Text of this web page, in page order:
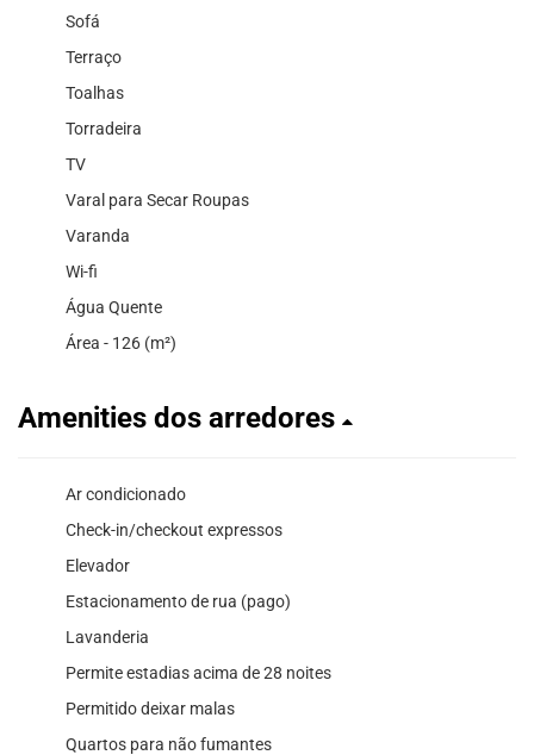
Sofá
Terraço
Toalhas
Torradeira
TV
Varal para Secar Roupas
Varanda
Wi-fi
Água Quente
Área - 126 (m²)
Amenities dos arredores
Ar condicionado
Check-in/checkout expressos
Elevador
Estacionamento de rua (pago)
Lavanderia
Permite estadias acima de 28 noites
Permitido deixar malas
Quartos para não fumantes